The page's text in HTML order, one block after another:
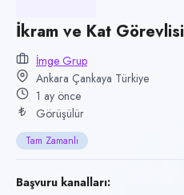
Konum
Çankaya, Ankara
Çalışma şekli
Tam Zamanlı
Yayın tarihi
9 Temmuz 2026
Son geçerlilik
İkram ve Kat Görevlisi
İmge Grup
Ankara Çankaya Türkiye
1 ay önce
Görüşülür
Tam Zamanlı
Başvuru kanalları: